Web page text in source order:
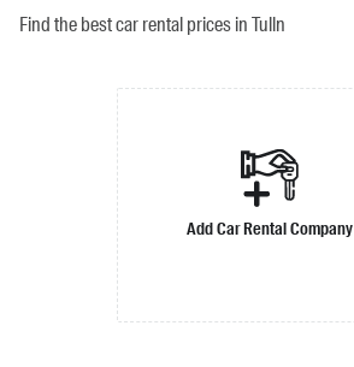
Find the best car rental prices in Tulln
Add Car Rental Company